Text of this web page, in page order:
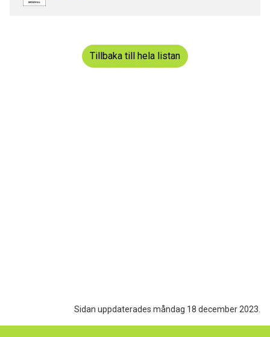
Tillbaka till hela listan
Sidan uppdaterades måndag 18 december 2023.